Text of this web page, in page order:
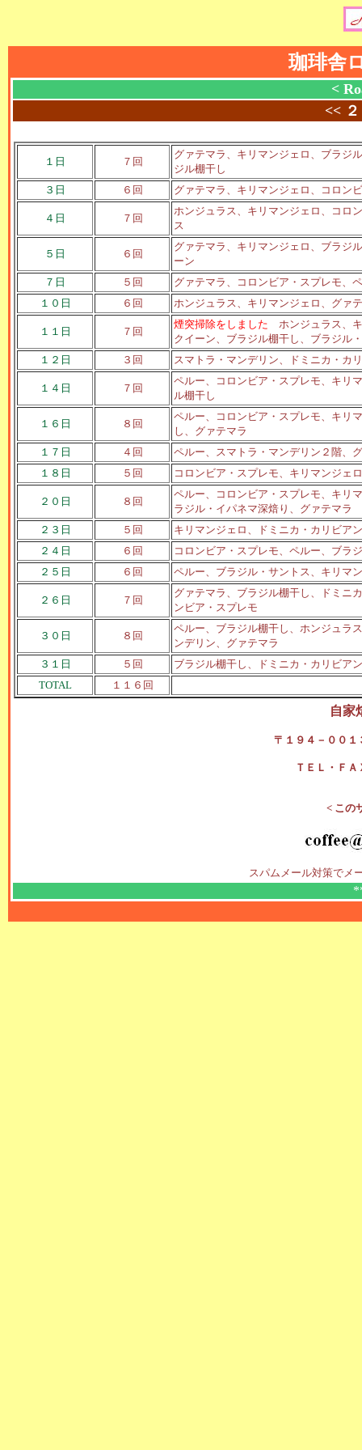
珈琲舎
<
<<
１日 ７回
グァテマラ、キリマンジェロ、ブラジ
ジル棚干し
３日
６回 グァテマラ、キリマンジェロ、コロン
４日 ７回
ホンジュラス、キリマンジェロ、コロ
ス
５日 ６回
グァテマラ、キリマンジェロ、ブラジ
ーン
７日
５回
グァテマラ、コロンビア・スプレモ、
１０日
６回 ホンジュラス、キリマンジェロ、グァ
１１日 ７回
煙突掃除をしました ホンジュラス、
クイーン、ブラジル棚干し、ブラジル
１２日
３回 スマトラ・マンデリン、ドミニカ・カ
１４日 ７回
ペルー、コロンビア・スプレモ、キリ
ル棚干し
１６日 ８回
ペルー、コロンビア・スプレモ、キリ
し、グァテマラ
１７日
４回
ペルー、スマトラ・マンデリン２階、
１８日
５回 コロンビア・スプレモ、キリマンジェ
２０日 ８回
ペルー、コロンビア・スプレモ、キリ
ラジル・イパネマ深焙り、グァテマラ
２３日
５回
キリマンジェロ、ドミニカ・カリビア
２４日
６回
コロンビア・スプレモ、ペルー、ブラ
２５日
６回 ペルー、ブラジル・サントス、キリマ
２６日 ７回
グァテマラ、ブラジル棚干し、ドミニ
ンビア・スプレモ
３０日 ８回
ペルー、ブラジル棚干し、ホンジュラ
ンデリン、グァテマラ
３１日
５回
ブラジル棚干し、ドミニカ・カリビア
TOTAL
１１６回
自家
〒１９４－００１
ＴＥＬ・Ｆ
< この
スパムメール対策でメ